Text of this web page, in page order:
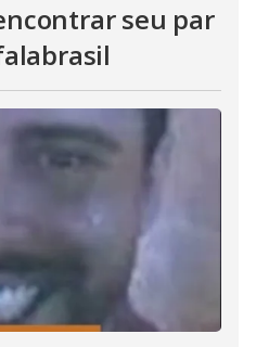
seu par